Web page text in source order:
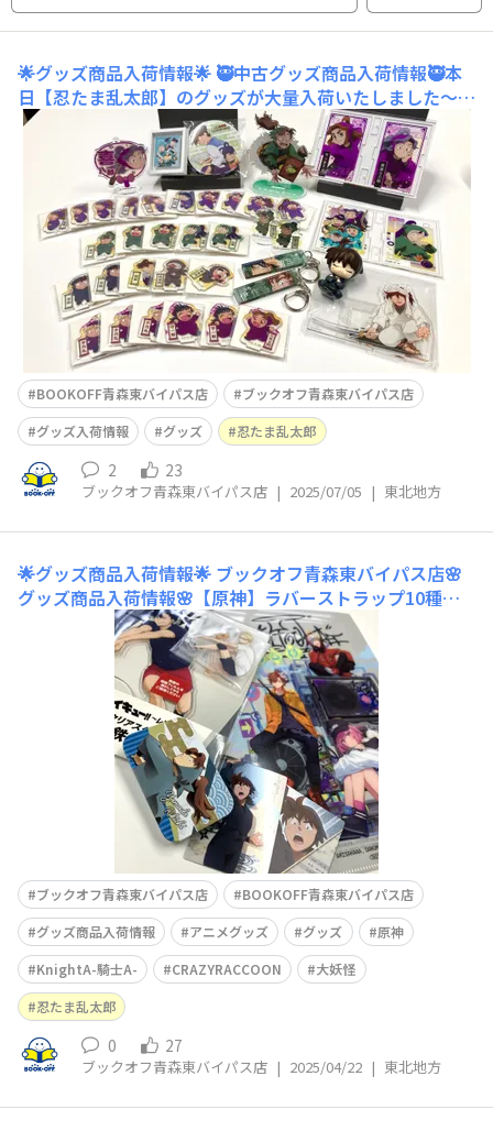
🌟グッズ商品入荷情報🌟 🥷中古グッズ商品入荷情報🥷本
日【忍たま乱太郎】のグッズが大量入荷いたしました～
🎉❣️ ロングステッカーやブロマイド、カード系も盛りだく
さん…！！キャラによっては同絵柄複数枚ございます🙌そ
してこちらは“おなまえたおる”！かわいいですね～💜開
封済みですが状態は◎でございます🥷✨最後にこちら！！
BOOKOFF青森東バイパス店
ブックオフ青森東バイパス店
グッズ入荷情報
グッズ 忍たま乱太郎
2 23
ブックオフ青森東バイパス店 | 2025/07/05 | 東北地方
🌟グッズ商品入荷情報🌟 ブックオフ青森東バイパス店🌸
グッズ商品入荷情報🌸【原神】ラバーストラップ10種【K
nightAｰ騎士Aｰ】A4クリアファイル4種【Crazy Raccoo
n】大妖怪A4クリアファイル2種【忍たま乱太郎】すらい
どきゃんカード【ハイキュー‼︎】缶バッジアクリルスタン
ドアクリルブロックラバーストラップすき
ブックオフ青森東バイパス店
BOOKOFF青森東バイパス店
グッズ商品入荷情報
アニメグッズ グッズ
原神
KnightA-騎士A-
CRAZYRACCOON
大妖怪
忍たま乱太郎
0 27
ブックオフ青森東バイパス店 | 2025/04/22 | 東北地方